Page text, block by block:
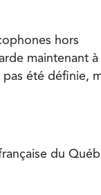
hors
maintenant à
été définie,
du